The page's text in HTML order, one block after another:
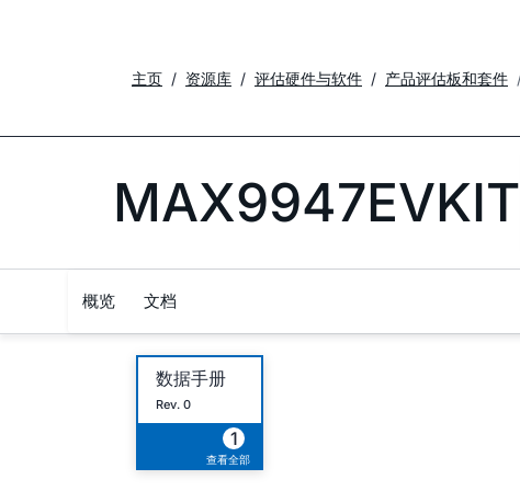
主页 资源库 评估硬件与软件 产品评估板和套件
MAX9947EVKIT
概览 文档
数据手册
Rev. 0
1
查看全部